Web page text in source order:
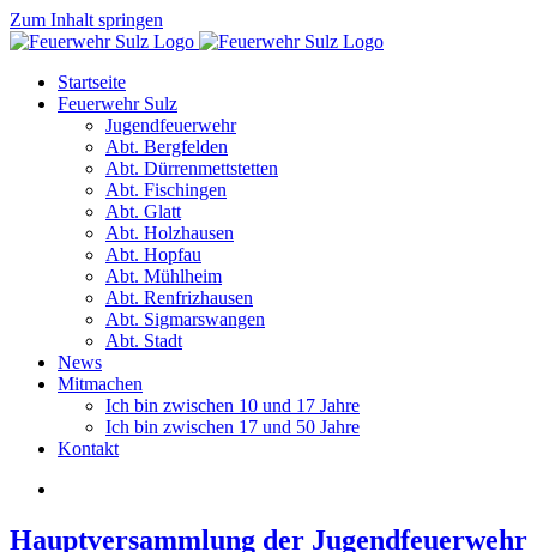
Zum Inhalt springen
Startseite
Feuerwehr Sulz
Jugendfeuerwehr
Abt. Bergfelden
Abt. Dürrenmettstetten
Abt. Fischingen
Abt. Glatt
Abt. Holzhausen
Abt. Hopfau
Abt. Mühlheim
Abt. Renfrizhausen
Abt. Sigmarswangen
Abt. Stadt
News
Mitmachen
Ich bin zwischen 10 und 17 Jahre
Ich bin zwischen 17 und 50 Jahre
Kontakt
Hauptversammlung der Jugendfeuerwehr